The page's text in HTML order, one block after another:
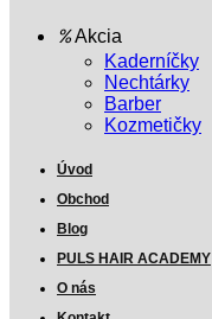
Akcia
Kaderníčky
Nechtárky
Barber
Kozmetičky
Úvod
Obchod
Blog
PULS HAIR ACADEMY
O nás